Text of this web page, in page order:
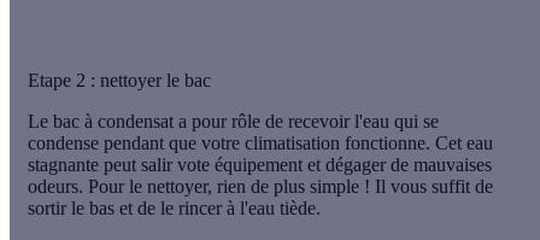
Etape 2 : nettoyer le bac
Le bac à condensat a pour rôle de recevoir l'eau qui se
condense pendant que votre climatisation fonctionne. Cet eau
stagnante peut salir vote équipement et dégager de mauvaises
odeurs. Pour le nettoyer, rien de plus simple ! Il vous suffit de
sortir le bas et de le rincer à l'eau tiède.